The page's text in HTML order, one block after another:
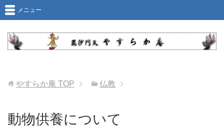
メニュー
やすらか庵 TOP 仏教
動物供養について